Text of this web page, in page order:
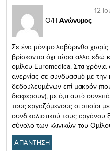
Ο/Η Ανώνυμος
12
Σε ένα μόνιμο λαβύρινθο
βρίσκονται όχι τώρα αλλα εδώ
ομίλου Euromedica. Στα
ανεργίας σε συνδυασμό με
δεδουλευμένων επί μακρόν (που
διαφέρουν), με ό,τι αυτό
τους εργαζόμενους οι οποίοι
συνδικαλιστικού τους οργάνου
σύνολο των κλινικών του
ΑΠΑΝΤΗΣΗ